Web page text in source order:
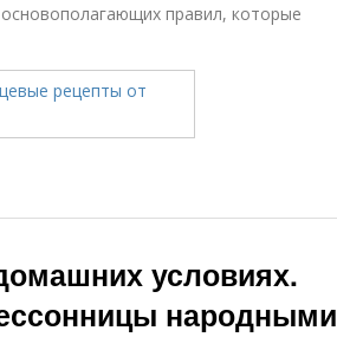
правил, которые
условиях.
народными